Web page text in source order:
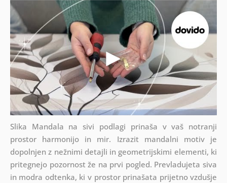
Slika Mandala na sivi podlagi prinaša v vaš notranji
prostor harmonijo in mir. Izrazit mandalni motiv je
dopolnjen z nežnimi detajli in geometrijskimi elementi, ki
pritegnejo pozornost že na prvi pogled. Prevladujeta siva
in modra odtenka, ki v prostor prinašata prijetno vzdušje